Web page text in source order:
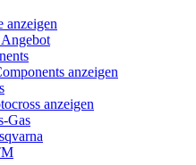
anzeigen
anzeigen
anzeigen
Gas